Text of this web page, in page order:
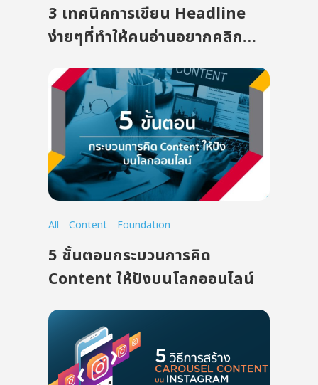
3 เทคนิคการเขียน Headline
ง่ายๆที่ทำให้คนอ่านอยากคลิก
All Content Foundation
5 ขั้นตอนกระบวนการคิด
Content ให้ปังบนโลกออนไลน์